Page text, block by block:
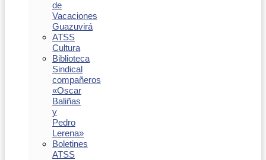
de
Vacaciones
Guazuvirá
ATSS
Cultura
Biblioteca
Sindical
compañeros
«Oscar
Baliñas
y
Pedro
Lerena»
Boletines
ATSS